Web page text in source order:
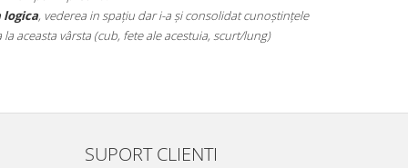
gândirea flexibilă.
SUPORT CLIENTI